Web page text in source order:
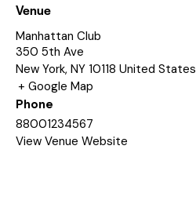
Venue
Manhattan Club
350 5th Ave
New York, NY 10118 United States
+ Google Map
Phone
88001234567
View Venue Website